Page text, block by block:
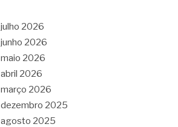
julho 2026
junho 2026
maio 2026
abril 2026
março 2026
dezembro 2025
agosto 2025